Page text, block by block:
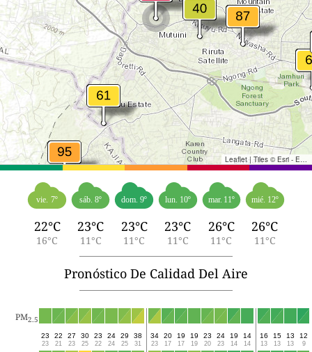
Leaflet| Tiles © Esri - Esri, DeLorme, NAVTEQ, TomTom, Intermap, iPC, USGS, FAO, NPS, NRCAN, GeoBase, Kadaster NL, Ordnance Survey, Esri Japan, METI, Esri China (Hong Kong), and the GIS User Community
vie. 7º
22°C
16°C
sáb. 8º
23°C
11°C
dom. 9º
23°C
11°C
lun. 10º
23°C
11°C
mar. 11º
26°C
11°C
mié. 12º
26°C
11°C
Pronóstico De Calidad Del Aire
PM2.5
23
23
22
21
27
23
30
25
23
22
24
24
29
25
38
31
34
23
20
17
19
17
19
19
23
20
24
23
19
14
14
14
16
13
15
13
13
13
12
9